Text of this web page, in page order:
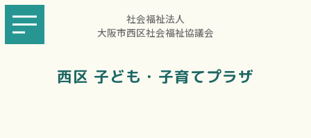
社会福祉法人
大阪市西区社会福祉協議会
西区 子ども・子育てプラザ